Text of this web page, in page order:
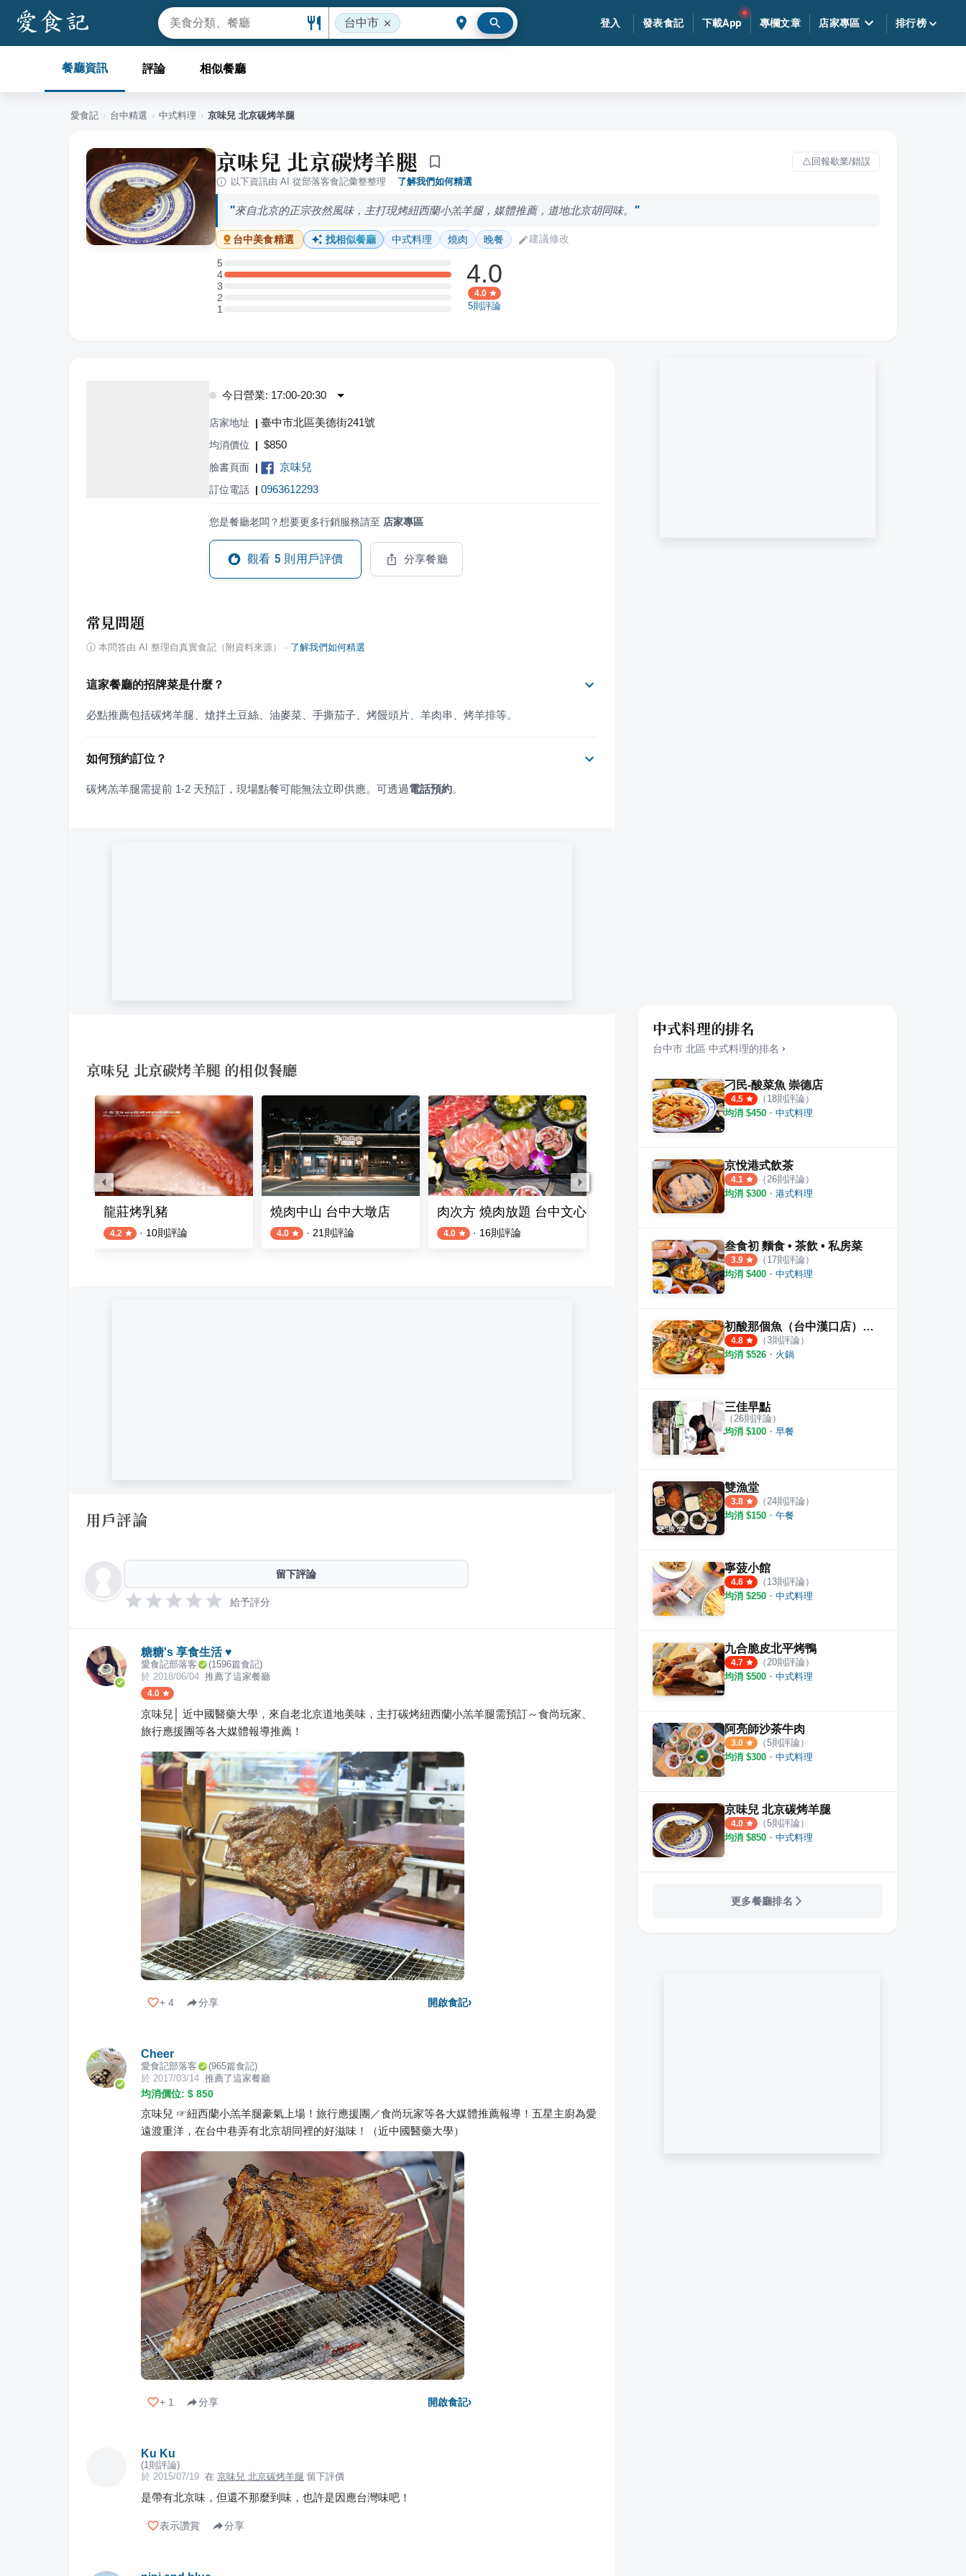
台中市 登入 發表食記 下載App 專欄文章 店家專區 排行榜
餐廳資訊 評論 相似餐廳
愛食記 › 台中精選 › 中式料理 › 京味兒 北京碳烤羊腿
京味兒 北京碳烤羊腿
回報歇業/錯誤
以下資訊由 AI 從部落客食記彙整整理 · 了解我們如何精選
來自北京的正宗孜然風味，主打現烤紐西蘭小羔羊腿，媒體推薦，道地北京胡同味。
台中美食精選 找相似餐廳 中式料理 燒肉 晚餐 建議修改
5
5 星：0 則評論
4
4 星：1 則評論
3
3 星：0 則評論
2
2 星：0 則評論
11 星：0 則評論
4.0
4.0
5則評論
今日營業: 17:00-20:30
店家地址 | 臺中市北區美德街241號
均消價位 | $850
臉書頁面 | 京味兒
訂位電話 | 0963612293
您是餐廳老闆？想要更多行銷服務請至 店家專區
觀看 5 則用戶評價 分享餐廳
常見問題
ⓘ 本問答由 AI 整理自真實食記（附資料來源） · 了解我們如何精選
這家餐廳的招牌菜是什麼？
必點推薦包括碳烤羊腿、熗拌土豆絲、油麥菜、手撕茄子、烤饅頭片、羊肉串、烤羊排等。
如何預約訂位？
碳烤羔羊腿需提前 1-2 天預訂，現場點餐可能無法立即供應。可透過電話預約。
京味兒 北京碳烤羊腿 的相似餐廳
龍莊烤乳豬
4.2 · 10則評論
燒肉中山 台中大墩店
4.0 · 21 則評論
肉次方 燒肉放題 台中文心崇德店
4.0 · 16則評論
豬在瘋 豬腳專賣店
用戶評論
留下評論
給予評分
糖糖's 享食生活 ♥
愛食記部落客 (1596篇食記)
於 2018/06/04 推薦了這家餐廳
4.0
京味兒│ 近中國醫藥大學，來自老北京道地美味，主打碳烤紐西蘭小羔羊腿需預訂～食尚玩家、
旅行應援團等各大媒體報導推薦！
+ 4 分享 開啟食記›
Cheer
愛食記部落客 (965篇食記)
於 2017/03/14 推薦了這家餐廳
均消價位: $ 850
京味兒 ☞紐西蘭小羔羊腿豪氣上場！旅行應援團／食尚玩家等各大媒體推薦報導！五星主廚為愛
遠渡重洋，在台中巷弄有北京胡同裡的好滋味！（近中國醫藥大學）
+ 1 分享 開啟食記›
Ku Ku
(1則評論)
於 2015/07/19 在 京味兒 北京碳烤羊腿 留下評價
是帶有北京味，但還不那麼到味，也許是因應台灣味吧！
表示讚賞 分享
中式料理的排名
台中市 北區 中式料理的排名 ›
刁民-酸菜魚 崇德店
4.5 （ 18則評論）
均消 $450 ・ 中式料理
京悅港式飲茶
4.1 （ 26則評論）
均消 $300 ・ 港式料理
叁食初 麵食 • 茶飲 • 私房菜
3.9 （ 17則評論）
均消 $400 ・ 中式料理
初酸那個魚（台中漢口店）｜酸菜魚個人鍋專賣
4.8 （3則評論）
均消 $526 ・ 火鍋
三佳早點
（26則評論）
均消 $100 ・ 早餐
雙漁堂
3.8 （ 24則評論）
均消 $150 ・ 午餐
寧菠小館
4.6 （ 13則評論）
均消 $250 ・ 中式料理
九合脆皮北平烤鴨
4.7 （ 20則評論）
均消 $500 ・ 中式料理
阿亮師沙茶牛肉
3.0 （5則評論）
均消 $300 ・ 中式料理
京味兒 北京碳烤羊腿
4.0 （5則評論）
均消 $850 ・ 中式料理
更多餐廳排名